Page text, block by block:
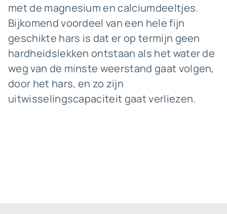
met de magnesium en calciumdeeltjes.
Bijkomend voordeel van een hele fijn
geschikte hars is dat er op termijn geen
hardheidslekken ontstaan als het water de
weg van de minste weerstand gaat volgen,
door het hars, en zo zijn
uitwisselingscapaciteit gaat verliezen.